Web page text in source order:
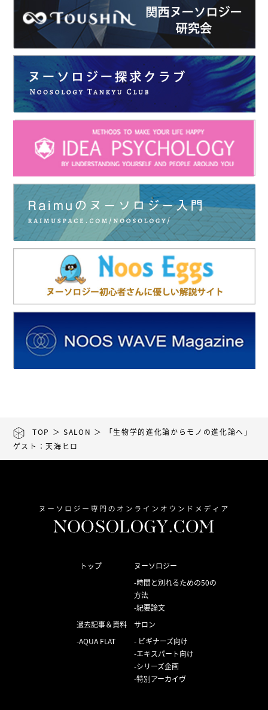
TOP ＞SALON ＞ 「生物学的進化論からモノの進化論へ」
ゲスト：天海ヒロ
トップ
ヌーソロジー
時間と別れるための50の
方法
紀要論文
過去記事＆資料
AQUA FLAT
サロン
ビギナーズ向け
エキスパート向け
シリーズ企画
特別アーカイヴ